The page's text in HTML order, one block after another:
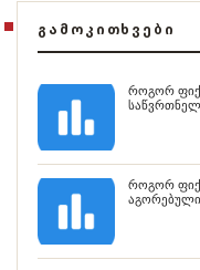
ᲒᲐᲛᲝᲙᲘᲗᲮᲕᲔᲑᲘ
როგორ
როგორ
აგორებული